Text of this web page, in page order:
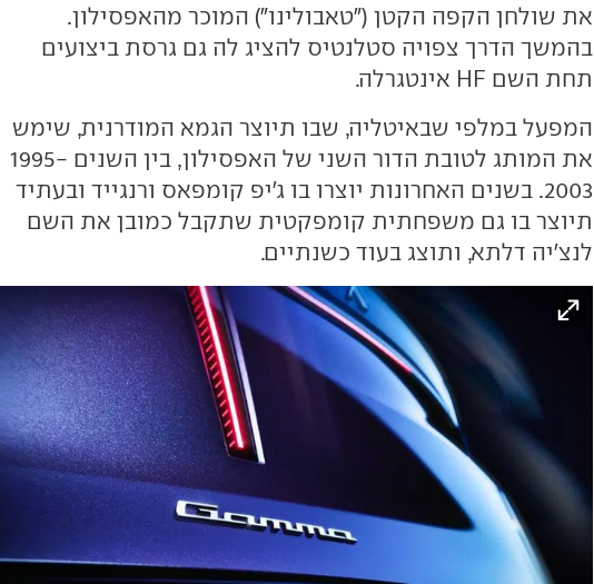
את שולחן הקפה הקטן ("טאבולינו") המוכר מהאפסילון.
בהמשך הדרך צפויה סטלנטיס להציג לה גם גרסת ביצועים
תחת השם HF אינטגרלה.
המפעל במלפי שבאיטליה, שבו תיוצר הגמא המודרנית, שימש
את המותג לטובת הדור השני של האפסילון, בין השנים 1995-
2003. בשנים האחרונות יוצרו בו ג'יפ קומפאס ורנגייד ובעתיד
תיוצר בו גם משפחתית קומפקטית שתקבל כמובן את השם
לנצ'יה דלתא, ותוצג בעוד כשנתיים.